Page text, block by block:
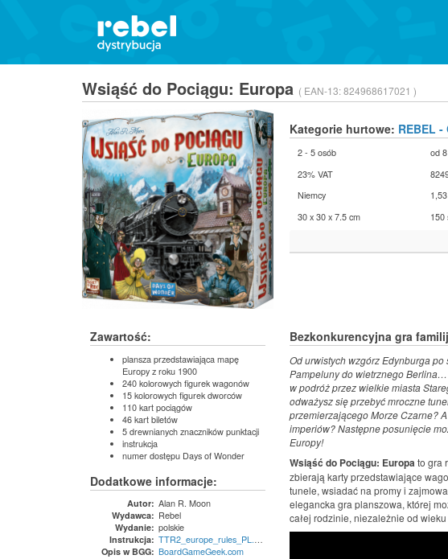
Wsiąść do Pociągu: Europa ( EAN-13:824968617021 )
Kategorie hurtowe: REBEL
2 - 5 osób od
23% VAT
Niemcy
30 x 30 x 7.5 cm
150
Zawartość:
plansza przedstawiająca mapę
Europy z roku 1900
240 kolorowych figurek wagonów
15 kolorowych figurek dworców
110 kart pociągów
46 kart biletów
5 drewnianych znaczników punktacji
instrukcja
numer dostępu Days of Wonder
Dodatkowe informacje:
Autor: Alan R. Moon
Wydawca: Rebel
Wydanie: polskie
Instrukcja: TTR2_europe_rules_PL.pdf
Opis w BGG: BoardGameGeek.com
Bezkonkurencyjna gra
Od urwistych wzgórz Edynburga po
Pampeluny do wietrznego
w podróż przez wielkie miasta
odważysz się przebyć mroczne
przemierzającego Morze Czarne?
imperiów? Następne posunięcie
Europy!
Wsiąść do Pociągu: Europato gra
zbierają karty przedstawiające
tunele, wsiadać na promy i
elegancka gra planszowa, której
całej rodzinie, niezależnie od